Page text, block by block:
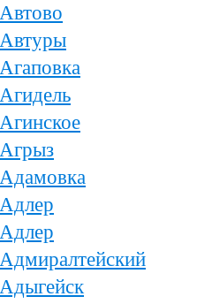
Автово
Автуры
Агаповка
Агидель
Агинское
Агрыз
Адамовка
Адлер
Адлер
Адмиралтейский
Адыгейск